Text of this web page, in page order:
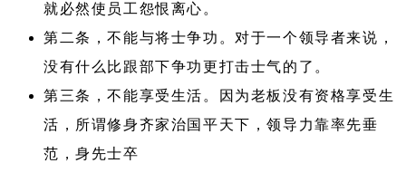
就必然使员工怨恨离心。
第二条，不能与将士争功。对于一个领导者来说，
没有什么比跟部下争功更打击士气的了。
第三条，不能享受生活。因为老板没有资格享受生
活，所谓修身齐家治国平天下，领导力靠率先垂
范，身先士卒